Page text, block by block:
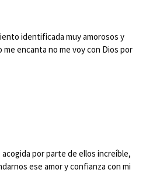
identificada muy amorosos y
encanta no me voy con Dios por
acogida por parte de ellos increíble,
ese amor y confianza con mi